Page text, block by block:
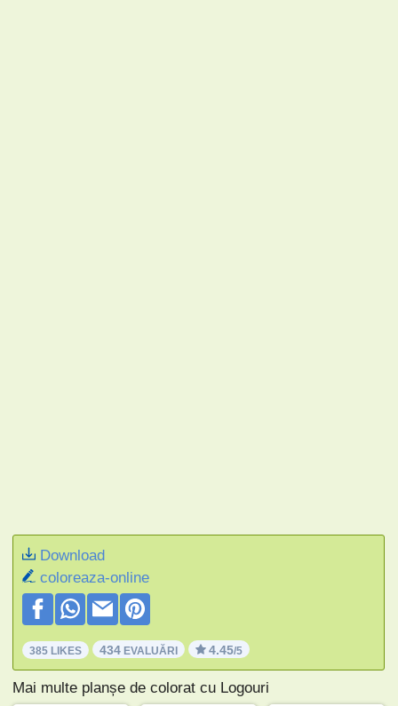
Download
coloreaza-online
385 LIKES 434 EVALUĂRI 4.45/5
Mai multe planșe de colorat cu Logouri